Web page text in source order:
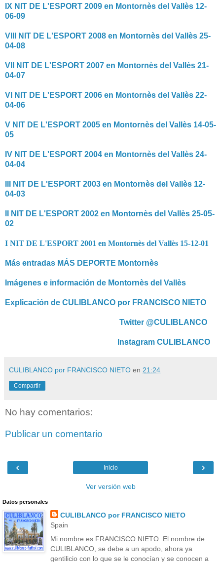
IX NIT DE L'ESPORT 2009 en Montornès del Vallès 12-
06-09
VIII NIT DE L'ESPORT 2008 en Montornès del Vallès 25-
04-08
VII NIT DE L'ESPORT 2007 en Montornès del Vallès 21-
04-07
VI NIT DE L'ESPORT 2006 en Montornès del Vallès 22-
04-06
V NIT DE L'ESPORT 2005 en Montornès del Vallès 14-05-
05
IV NIT DE L'ESPORT 2004 en Montornès del Vallès 24-
04-04
III NIT DE L'ESPORT 2003 en Montornès del Vallès 12-
04-03
II NIT DE L'ESPORT 2002 en Montornès del Vallès 25-05-
02
I NIT DE L'ESPORT 2001 en Montornès del Vallès 15-12-01
Más entradas MÁS DEPORTE Montornès
Imágenes e información de Montornès del Vallès
Explicación de CULIBLANCO por FRANCISCO NIETO
Twitter @CULIBLANCO
Instagram CULIBLANCO
CULIBLANCO por FRANCISCO NIETO en 21:24
Compartir
No hay comentarios:
Publicar un comentario
‹ ›
Inicio
Ver versión web
Datos personales
CULIBLANCO por FRANCISCO NIETO
Spain
Mi nombre es FRANCISCO NIETO. El nombre de
CULIBLANCO, se debe a un apodo, ahora ya
gentilicio con lo que se le conocían y se conocen a